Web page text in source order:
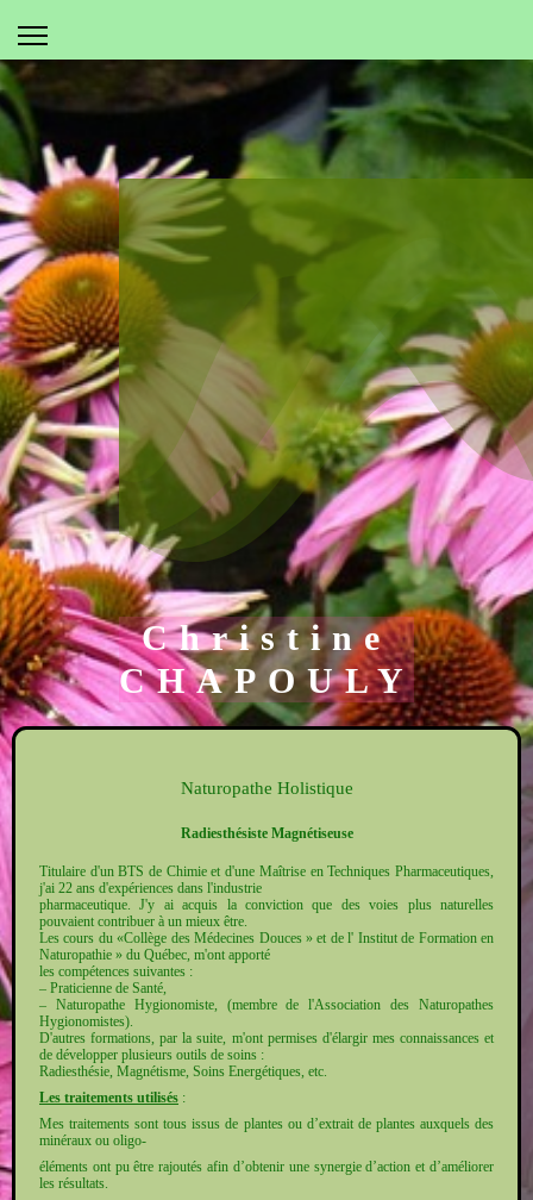
Christine
CHAPOULY
Naturopathe Holistique
Radiesthésiste Magnétiseuse
Titulaire d'un BTS de Chimie et d'une Maîtrise en Techniques Pharmaceutiques,
j'ai 22 ans d'expériences dans l'industrie
pharmaceutique. J'y ai acquis la conviction que des voies plus naturelles
pouvaient contribuer à un mieux être.
Les cours du «Collège des Médecines Douces » et de l' Institut de Formation en
Naturopathie » du Québec, m'ont apporté
les compétences suivantes :
– Praticienne de Santé,
– Naturopathe Hygionomiste, (membre de l'Association des Naturopathes
Hygionomistes).
D'autres formations, par la suite, m'ont permises d'élargir mes connaissances et
de développer plusieurs outils de soins :
Radiesthésie, Magnétisme, Soins Energétiques, etc.
Les traitements utilisés :
Mes traitements sont tous issus de plantes ou d’extrait de plantes auxquels des
minéraux ou oligo-
éléments ont pu être rajoutés afin d’obtenir une synergie d’action et d’améliorer
les résultats.